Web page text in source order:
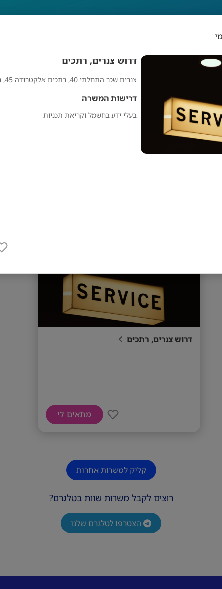
דרוש צנרים, רתכים
צנרים שכר התחלתי 40, רתכים אלקטרודה 45, רתכים ארגון 55
דרישות המשרה
בעלי ידע בחשמל וקריאת תכניות
דרוש צנרים, רתכים
דרוש צנרים, רתכים
מתאים לי
קליק למשרות אחרות
רוצים לקבל משרות שוות בטלגרם?
הצטרפו לטלגרם שלנו